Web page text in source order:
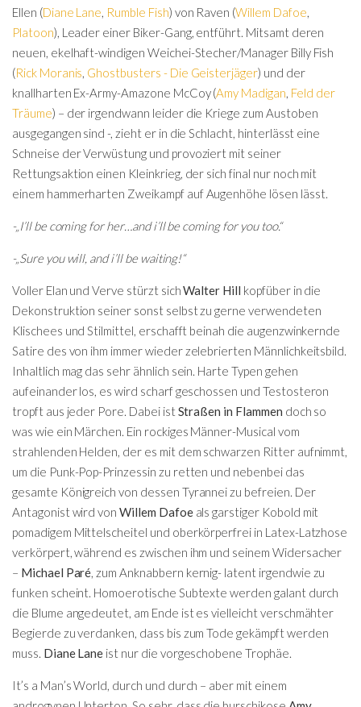
Ellen (Diane Lane Rumble Fish) von Raven (Willem Dafoe
Platoon), Leader einer Biker-Gang, entführt. Mitsamt deren
neuen, ekelhaft-windigen Weichei-Stecher/Manager Billy Fish
(Rick Moranis Ghostbusters - Die Geisterjäger) und der
knallharten Ex-Army-Amazone McCoy (Amy Madigan Feld der
Träume) – der irgendwann leider die Kriege zum Austoben
ausgegangen sind -, zieht er in die Schlacht, hinterlässt eine
Schneise der Verwüstung und provoziert mit seiner
Rettungsaktion einen Kleinkrieg, der sich final nur noch mit
einem hammerharten Zweikampf auf Augenhöhe lösen lässt.
-„I’ll be coming for her…and i’ll be coming for you too.“
-„Sure you will, and i’ll be waiting!“
Voller Elan und Verve stürzt sichWalter Hill kopfüber in die
Dekonstruktion seiner sonst selbst zu gerne verwendeten
Klischees und Stilmittel, erschafft beinah die augenzwinkernde
Satire des von ihm immer wieder zelebrierten Männlichkeitsbild.
Inhaltlich mag das sehr ähnlich sein. Harte Typen gehen
aufeinander los, es wird scharf geschossen und Testosteron
tropft aus jeder Pore. Dabei ist Straßen in Flammen doch so
was wie ein Märchen. Ein rockiges Männer-Musical vom
strahlenden Helden, der es mit dem schwarzen Ritter aufnimmt,
um die Punk-Pop-Prinzessin zu retten und nebenbei das
gesamte Königreich von dessen Tyrannei zu befreien. Der
Antagonist wird vonWillem Dafoeals garstiger Kobold mit
pomadigem Mittelscheitel und oberkörperfrei in Latex-Latzhose
verkörpert, während es zwischen ihm und seinem Widersacher
– Michael Paré , zum Anknabbern kernig- latent irgendwie zu
funken scheint. Homoerotische Subtexte werden galant durch
die Blume angedeutet, am Ende ist es vielleicht verschmähter
Begierde zu verdanken, dass bis zum Tode gekämpft werden
muss. Diane Lane ist nur die vorgeschobene Trophäe.
It’s a Man’s World, durch und durch – aber mit einem